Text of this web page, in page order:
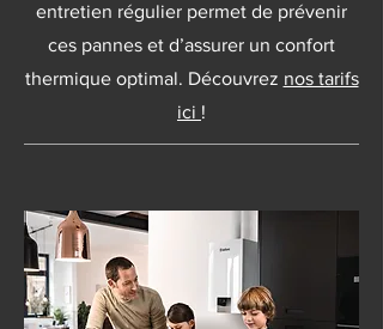
entretien régulier permet de prévenir
ces pannes et d’assurer un confort
thermique optimal. Découvrez nos tarifs
ici !